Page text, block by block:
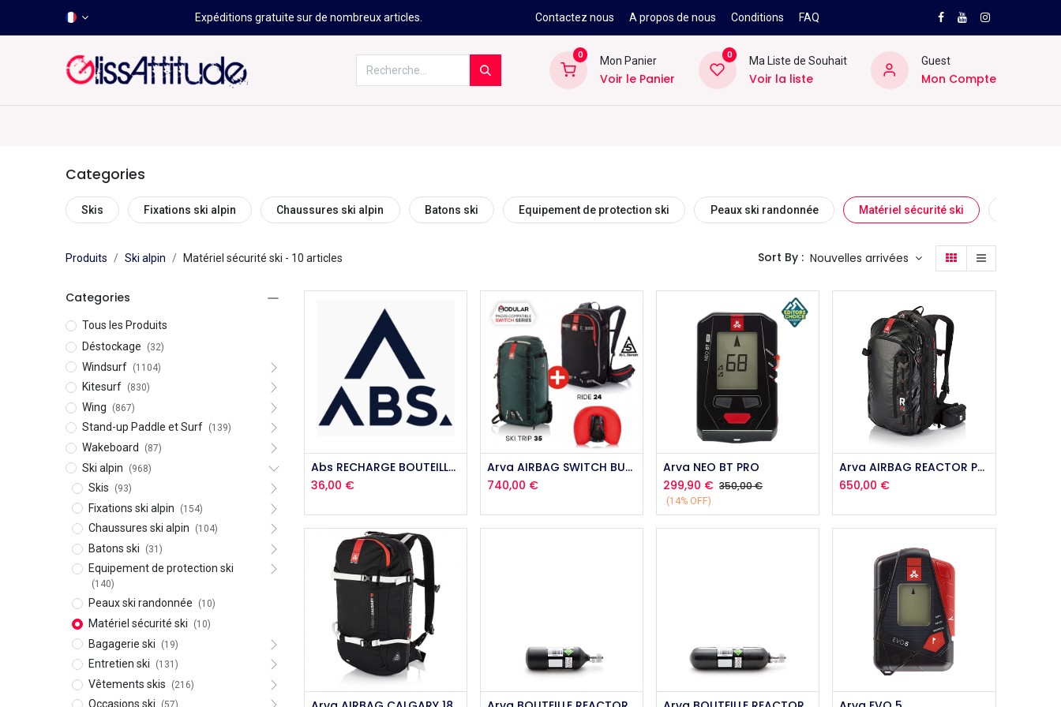
Expéditions gratuite sur de nombreux articles. Contactez nous A propos de nous Conditions FAQ
0
Mon Panier
Voir le Panier
0
Ma Liste de Souhait
Voir la liste
Guest
Mon Compte
Categories
Skis Fixations ski alpin Chaussures ski alpin Batons ski Equipement de protection ski Peaux ski randonnée Matériel sécurité ski
Produits Ski alpin Matériel sécurité ski - 10 articles Sort By : Nouvelles arrivées
Categories
Tous les Produits
Déstockage
(32)
Windsurf (1104)
Kitesurf (830)
Wing (867)
Stand-up Paddle et Surf (139)
Wakeboard (87)
Ski alpin (968)
Skis (93)
Fixations ski alpin (154)
Chaussures ski alpin (104)
Batons ski (31)
Equipement de protection ski
(140)
Peaux ski randonnée (10)
Matériel sécurité ski (10)
Bagagerie ski (19)
Entretien ski (131)
Vêtements skis (216)
Occasions ski
Ajouter au panier Abs RECHARGE BOUTEILLE ACIER + POIGN
36,00 €
Arva AIRBAG SWITCH BUNDLE R24-ST35
740,00 €
Ajouter au panier
Arva NEO BT PRO
299,90 € 350,00€
(14% OFF)
Arva AIRBAG REACTOR PRO FLEX
650,00 €